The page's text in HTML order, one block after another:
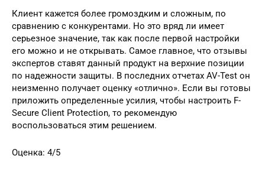
Клиент кажется более громоздким и сложным, по
сравнению с конкурентами. Но это вряд ли имеет
серьезное значение, так как после первой настройки
его можно и не открывать. Самое главное, что отзывы
экспертов ставят данный продукт на верхние позиции
по надежности защиты. В последних отчетах AV-Test он
неизменно получает оценку «отлично». Если вы готовы
приложить определенные усилия, чтобы настроить F-
Secure Client Protection, то рекомендую
воспользоваться этим решением.
Оценка: 4/5